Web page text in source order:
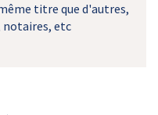
titre que d'autres,
notaires, etc